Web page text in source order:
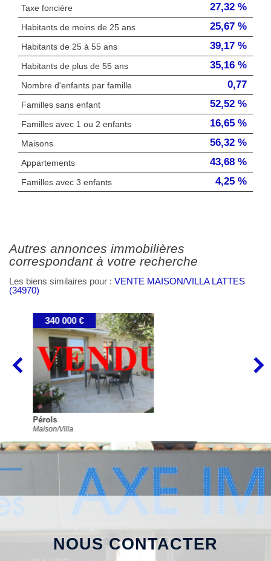
Taxe foncière 27,32 %
Habitants de moins de 25 ans 25,67 %
Habitants de 25 à 55 ans 39,17 %
Habitants de plus de 55 ans 35,16 %
Nombre d'enfants par famille 0,77
Familles sans enfant 52,52 %
Familles avec 1 ou 2 enfants 16,65 %
Maisons 56,32 %
Appartements 43,68 %
Familles avec 3 enfants 4,25 %
autres annonces immobilières
correspondant à votre recherche
Les biens similaires pour : VENTE MAISON/VILLA LATTES
(34970)
271 900 €
NOUS CONTACTER